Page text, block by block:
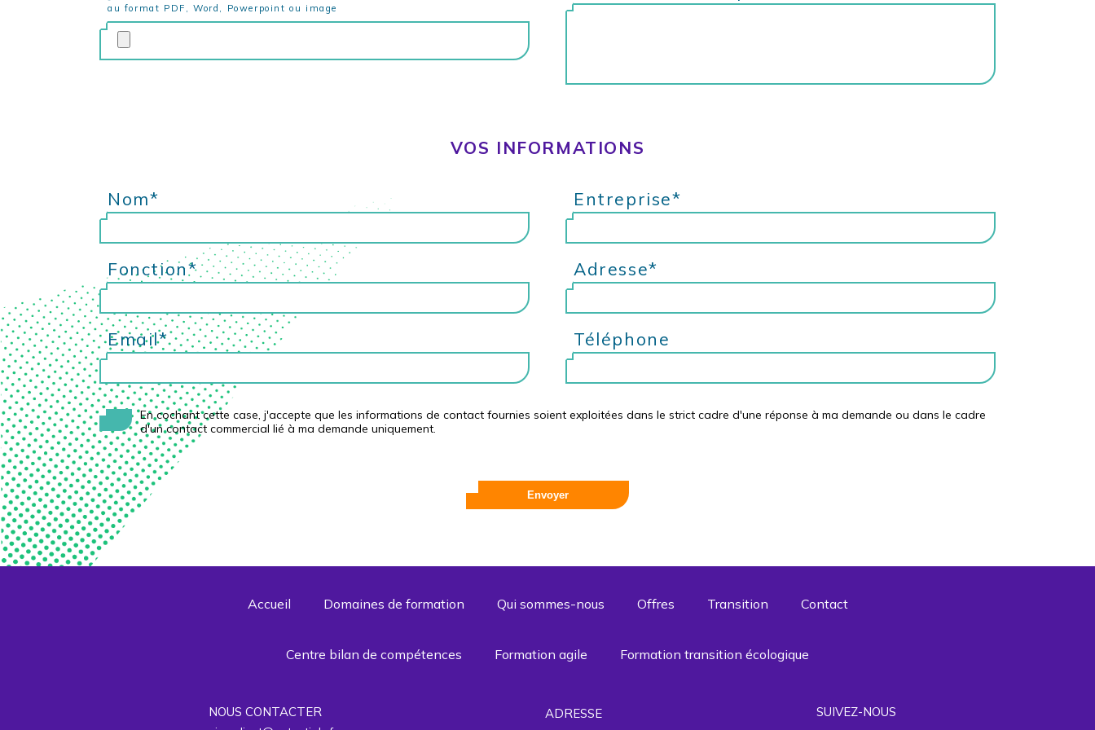
Collaborateurs
au format PDF, Word, Powerpoint ou image
VOS INFORMATIONS
Nom* Entreprise*
Fonction* Adresse*
Email* Téléphone
En cochant cette case, j'accepte que les informations de contact fournies soient exploitées dans le strict cadre d'une réponse à ma demande ou dans le cadre
d'un contact commercial lié à ma demande uniquement.
Accueil Domaines de formation Qui sommes-nous Offres Transition Contact
Centre bilan de compétences Formation agile Formation transition écologique
NOUS CONTACTER ADRESSE SUIVEZ-NOUS